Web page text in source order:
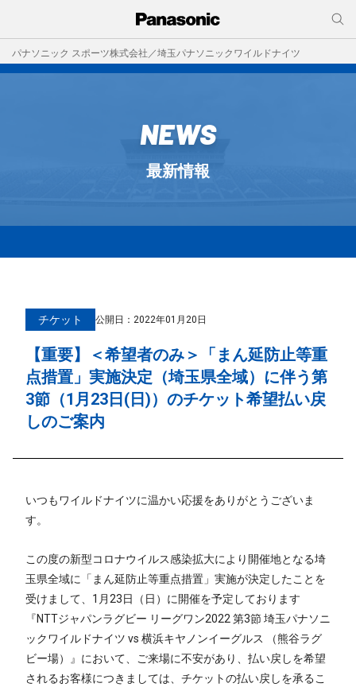
パナソニック スポーツ株式会社／埼玉パナソニックワイルドナイツ
NEWS
最新情報
チケット 公開日： 2022年01月20日
【重要】＜希望者のみ＞「まん延防止等重
点措置」実施決定（埼玉県全域）に伴う第
3節（1月23日(日)）のチケット希望払い戻
しのご案内
いつもワイルドナイツに温かい応援をありがとうございま
す。
この度の新型コロナウイルス感染拡大により開催地となる埼
玉県全域に「まん延防止等重点措置」実施が決定したことを
受けまして、1月23日（日）に開催を予定しております
『NTTジャパンラグビー リーグワン2022 第3節 埼玉パナソニ
ックワイルドナイツ vs 横浜キヤノンイーグルス （熊谷ラグ
ビー場）』において、ご来場に不安があり、払い戻しを希望
されるお客様につきましては、チケットの払い戻しを承るこ